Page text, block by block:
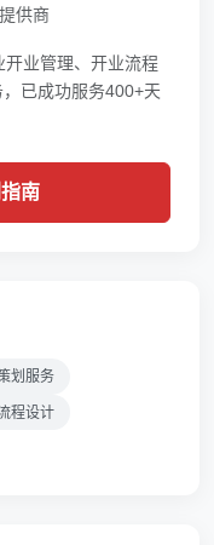
供商
业管理、开业流程
已成功服务400+天
南
划服务
程设计